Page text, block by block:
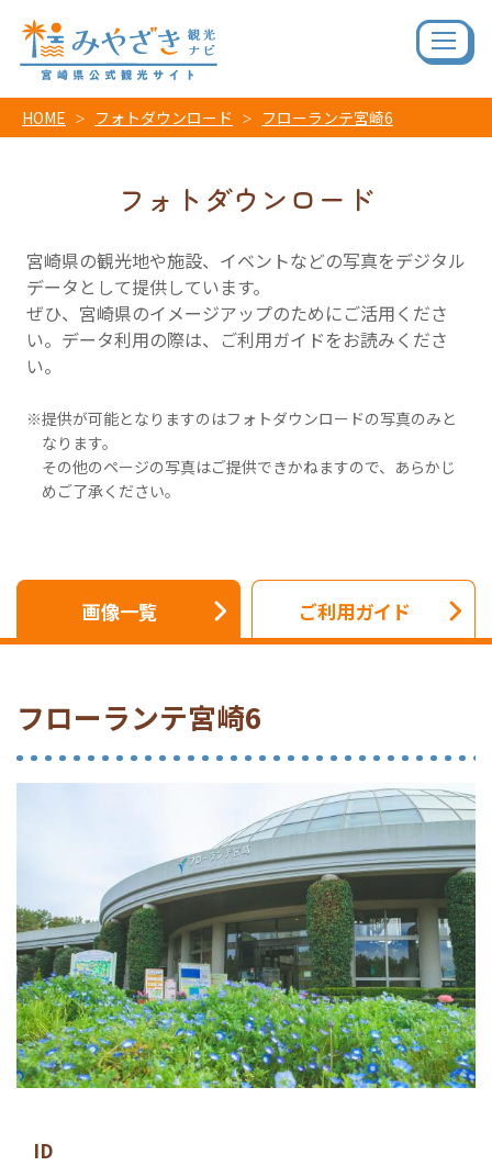
HOME フォトダウンロード フローランテ宮崎6
フォトダウンロード
宮崎県の観光地や施設、イベントなどの写真をデジタル
データとして提供しています。
ぜひ、宮崎県のイメージアップのためにご活用くださ
い。データ利用の際は、ご利用ガイドをお読みくださ
い。
提供が可能となりますのはフォトダウンロードの写真のみと
なります。
その他のページの写真はご提供できかねますので、あらかじ
めご了承ください。
画像一覧 ご利用ガイド
フローランテ宮崎6
ID